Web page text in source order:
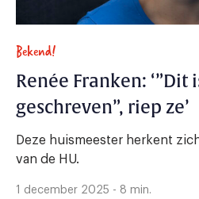
Bekend!
Renée Franken:
geschreven”, riep ze’
Deze huismeester herkent
van de HU.
1 december 2025 - 8 min.